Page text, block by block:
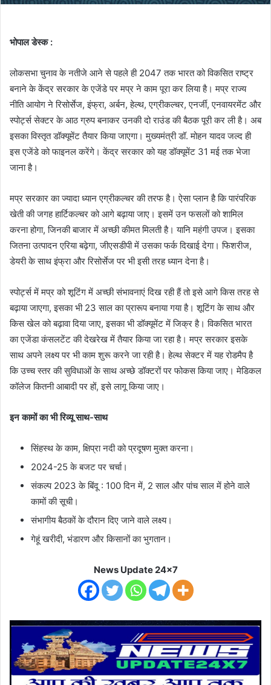
भोपाल डेस्क :
लोकसभा चुनाव के नतीजे आने से पहले ही 2047 तक भारत को विकसित राष्ट्र
बनाने के केंद्र सरकार के एजेंडे पर मप्र ने काम पूरा कर लिया है। मप्र राज्य
नीति आयोग ने रिसोर्सेज, इंफ्रा, अर्बन, हेल्थ, एग्रीकल्चर, एनर्जी, एनवायरमेंट और
स्पोर्ट्स सेक्टर के आठ ग्रुप बनाकर उनकी दो राउंड की बैठक पूरी कर ली है। अब
इसका विस्तृत डॉक्यूमेंट तैयार किया जाएगा। मुख्यमंत्री डॉ. मोहन यादव जल्द ही
इस एजेंडे को फाइनल करेंगे। केंद्र सरकार को यह डॉक्यूमेंट 31 मई तक भेजा
जाना है।
मप्र सरकार का ज्यादा ध्यान एग्रीकल्चर की तरफ है। ऐसा प्लान है कि पारंपरिक
खेती की जगह हार्टिकल्चर को आगे बढ़ाया जाए। इसमें उन फसलों को शामिल
करना होगा, जिनकी बाजार में अच्छी कीमत मिलती है। यानि महंगी उपज। इसका
जितना उत्पादन एरिया बढ़ेगा, जीएसडीपी में उसका फर्क दिखाई देगा। फिशरीज,
डेयरी के साथ इंफ्रा और रिसोर्सेज पर भी इसी तरह ध्यान देना है।
स्पोर्ट्स में मप्र को शूटिंग में अच्छी संभावनाएं दिख रही हैं तो इसे आगे किस तरह से
बढ़ाया जाएगा, इसका भी 23 साल का प्रारूप बनाया गया है। शूटिंग के साथ और
किस खेल को बढ़ावा दिया जाए, इसका भी डॉक्यूमेंट में जिक्र है। विकसित भारत
का एजेंडा कंसलटेंट की देखरेख में तैयार किया जा रहा है। मप्र सरकार इसके
साथ अपने लक्ष्य पर भी काम शुरू करने जा रही है। हेल्थ सेक्टर में यह रोडमैप है
कि उच्च स्तर की सुविधाओं के साथ अच्छे डॉक्टरों पर फोकस किया जाए। मेडिकल
कॉलेज कितनी आबादी पर हों, इसे लागू किया जाए।
इन कामों का भी रिव्यू साथ-साथ
सिंहस्थ के काम, क्षिप्रा नदी को प्रदूषण मुक्त करना।
2024-25 के बजट पर चर्चा।
संकल्प 2023 के बिंदू : 100 दिन में, 2 साल और पांच साल में होने वाले
कामों की सूची।
संभागीय बैठकों के दौरान दिए जाने वाले लक्ष्य।
गेहूं खरीदी, भंडारण और किसानों का भुगतान।
News Update 24x7